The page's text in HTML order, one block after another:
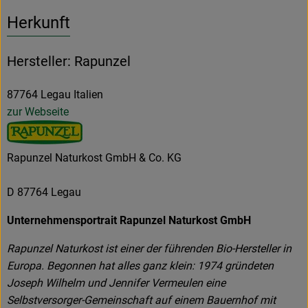
Herkunft
Hersteller: Rapunzel
87764 Legau Italien
zur Webseite
Rapunzel Naturkost GmbH & Co. KG
D 87764 Legau
Unternehmensportrait Rapunzel Naturkost GmbH
Rapunzel Naturkost ist einer der führenden Bio-Hersteller in
Europa. Begonnen hat alles ganz klein: 1974 gründeten
Joseph Wilhelm und Jennifer Vermeulen eine
Selbstversorger-Gemeinschaft auf einem Bauernhof mit